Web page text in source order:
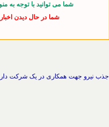
شما می توانید با توجه
شما در حال دیدن
جذب نیرو جهت همکاری در یک شرکت داروئی فعال و